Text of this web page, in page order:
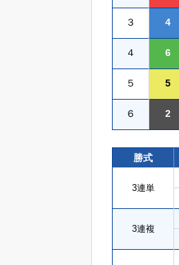
３ 4
４ 6
５ 5
６ 2
勝式
3連単
3連複